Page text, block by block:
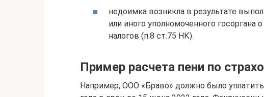
недоимка возникла в результате
или иного уполномоченного госоргана
налогов (п.8 ст.75 НК).
Пример расчета пени по
Например, ООО «Браво» должно было